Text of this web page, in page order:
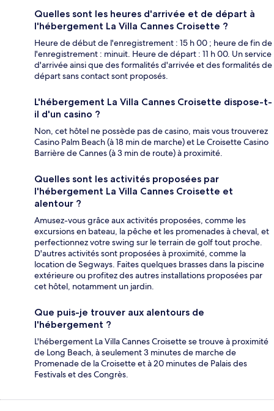
Quelles sont les heures d'arrivée et de départ à
l'hébergement La Villa Cannes Croisette ?
Heure de début de l'enregistrement : 15 h 00 ; heure de fin de
l'enregistrement : minuit. Heure de départ : 11 h 00. Un service
d'arrivée ainsi que des formalités d'arrivée et des formalités de
départ sans contact sont proposés.
L'hébergement La Villa Cannes Croisette dispose-t-
il d'un casino ?
Non, cet hôtel ne possède pas de casino, mais vous trouverez
Casino Palm Beach (à 18 min de marche) et Le Croisette Casino
Barrière de Cannes (à 3 min de route) à proximité.
Quelles sont les activités proposées par
l'hébergement La Villa Cannes Croisette et
alentour ?
Amusez-vous grâce aux activités proposées, comme les
excursions en bateau, la pêche et les promenades à cheval, et
perfectionnez votre swing sur le terrain de golf tout proche.
D'autres activités sont proposées à proximité, comme la
location de Segways. Faites quelques brasses dans la piscine
extérieure ou profitez des autres installations proposées par
cet hôtel, notamment un jardin.
Que puis-je trouver aux alentours de
l'hébergement ?
L'hébergement La Villa Cannes Croisette se trouve à proximité
de Long Beach, à seulement 3 minutes de marche de
Promenade de la Croisette et à 20 minutes de Palais des
Festivals et des Congrès.